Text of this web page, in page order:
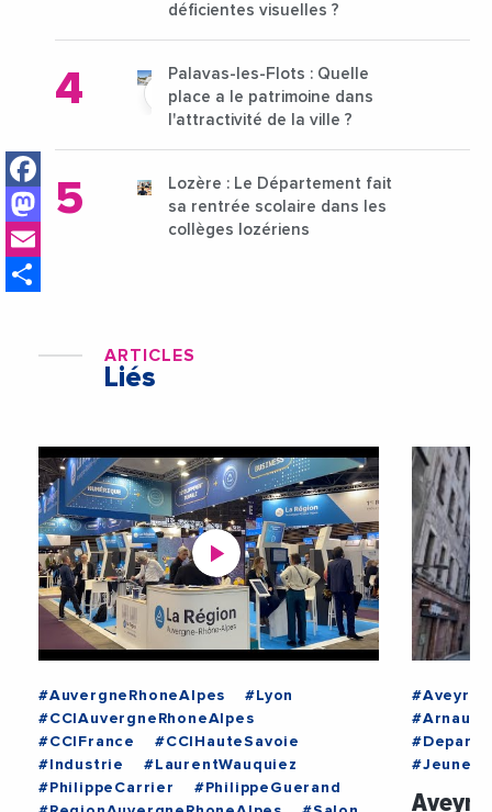
Facebook
Mastodon
déficientes visuelles ?
Palavas-les-Flots : Quelle
place a le patrimoine dans
l'attractivité de la ville ?
Lozère : Le Département fait
sa rentrée scolaire dans les
collèges lozériens
ARTICLES
Liés
#AuvergneRhoneAlpes
#Lyon
#CCIAuvergneRhoneAlpes
#CCIFrance
#CCIHauteSavoie
#Industrie
#LaurentWauquiez
#PhilippeCarrier
#PhilippeGuerand
#Aveyron